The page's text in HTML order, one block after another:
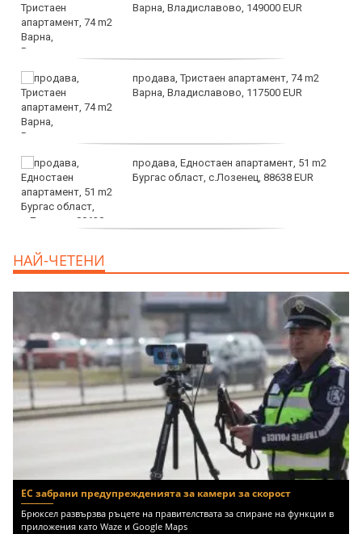
Варна, Владиславово, 149000 EUR
продава, Тристаен апартамент, 74 m2
Варна, Владиславово, 117500 EUR
продава, Едностаен апартамент, 51 m2
Бургас област, с.Лозенец, 88638 EUR
EUR
НАЙ-ЧЕТЕНИ
ЕС забрани предупрежденията за камери за скорост
Брюксел развързва ръцете на правителствата за спиране на функции в
приложения като Waze и Google Maps